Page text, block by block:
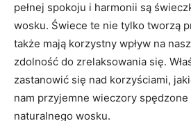
pełnej​ spokoju‍ i harmonii są
wosku. Świece te nie tylko tworzą
także mają korzystny‌ wpływ na
zdolność ‍do zrelaksowania się.
zastanowić się nad korzyściami,
⁣nam przyjemne ‍wieczory
naturalnego ​wosku.